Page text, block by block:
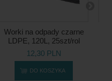
Worki na odpady czarne
LDPE, 120L, 25szt/rol
12,30 PLN
DO KOSZYKA